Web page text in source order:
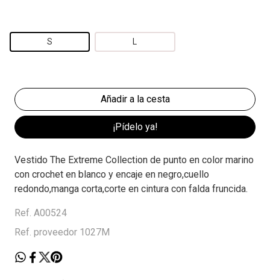
S L
¡Pídelo ya!
Vestido The Extreme Collection de punto en color marino
con crochet en blanco y encaje en negro,cuello
redondo,manga corta,corte en cintura con falda fruncida.
Ref. A00524
Ref. proveedor 1027M